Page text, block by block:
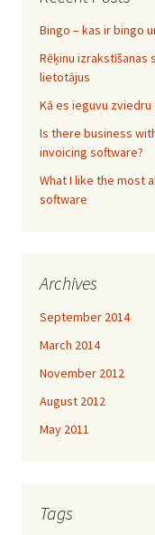
Bingo – kas ir bingo
Rēķinu izrakstīšanas
lietotājus
Kā es ieguvu
Is there business
invoicing software?
What I like the most
software
Archives
September 2014
March 2014
November 2012
August 2012
May 2011
Tags